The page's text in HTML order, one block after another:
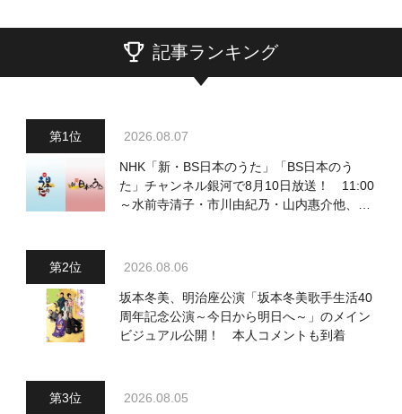
記事ランキング
2026.08.07
NHK「新・BS日本のうた」「BS日本のう
た」チャンネル銀河で8月10日放送！ 11:00
～水前寺清子・市川由紀乃・山内惠介他、
2026.08.06
坂本冬美、明治座公演「坂本冬美歌手生活40
周年記念公演～今日から明日へ～」のメイン
ビジュアル公開！ 本人コメントも到着
2026.08.05